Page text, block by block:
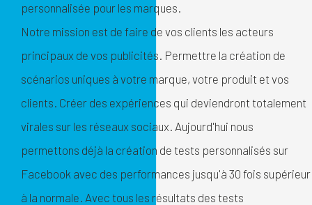
personnalisée pour les marques.
Notre mission est de faire de vos clients les acteurs
principaux de vos publicités. Permettre la création de
scénarios uniques à votre marque, votre produit et vos
clients. Créer des expériences qui deviendront totalement
virales sur les réseaux sociaux. Aujourd'hui nous
permettons déjà la création de tests personnalisés sur
Facebook avec des performances jusqu'à 30 fois supérieur
à la normale. Avec tous les résultats des tests